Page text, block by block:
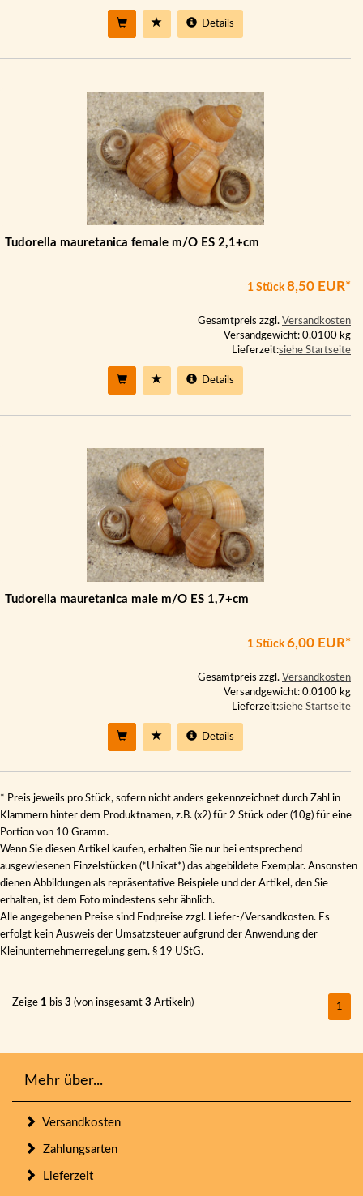
Details
Tudorella mauretanica female m/O ES 2,1+cm
1 Stück8,50 EUR*
Gesamtpreis zzgl. Versandkosten
Versandgewicht: 0.0100 kg
Lieferzeit:siehe Startseite
Details
Tudorella mauretanica male m/O ES 1,7+cm
1 Stück6,00 EUR*
Gesamtpreis zzgl. Versandkosten
Versandgewicht: 0.0100 kg
Lieferzeit:siehe Startseite
Details
* Preis jeweils pro Stück, sofern nicht anders gekennzeichnet durch Zahl in
Klammern hinter dem Produktnamen, z.B. (x2) für 2 Stück oder (10g) für eine
Portion von 10 Gramm.
Wenn Sie diesen Artikel kaufen, erhalten Sie nur bei entsprechend
ausgewiesenen Einzelstücken (*Unikat*) das abgebildete Exemplar. Ansonsten
dienen Abbildungen als repräsentative Beispiele und der Artikel, den Sie
erhalten, ist dem Foto mindestens sehr ähnlich.
Alle angegebenen Preise sind Endpreise zzgl. Liefer-/Versandkosten. Es
erfolgt kein Ausweis der Umsatzsteuer aufgrund der Anwendung der
Kleinunternehmerregelung gem. § 19 UStG.
Zeige 1 bis 3 (von insgesamt 3 Artikeln) 1
Mehr über...
Versandkosten
Zahlungsarten
Lieferzeit